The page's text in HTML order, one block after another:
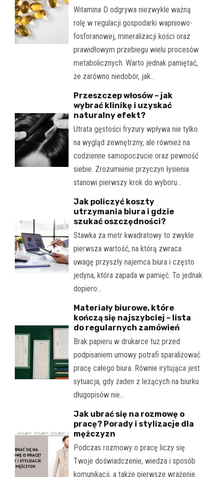
Witamina D odgrywa niezwykle ważną
rolę w regulacji gospodarki wapniowo-
fosforanowej, mineralizacji kości oraz
prawidłowym przebiegu wielu procesów
metabolicznych. Warto jednak pamiętać,
że zarówno niedobór, jak…
Przeszczep włosów – jak
wybrać klinikę i uzyskać
naturalny efekt?
Utrata gęstości fryzury wpływa nie tylko
na wygląd zewnętrzny, ale również na
codzienne samopoczucie oraz pewność
siebie. Zrozumienie przyczyn łysienia
stanowi pierwszy krok do wyboru…
Jak policzyć koszty
utrzymania biura i gdzie
szukać oszczędności?
Stawka za metr kwadratowy to zwykle
pierwsza wartość, na którą zwraca
uwagę przyszły najemca biura i często
jedyna, która zapada w pamięć. To jednak
dopiero…
Materiały biurowe, które
kończą się najszybciej – lista
do regularnych zamówień
Brak papieru w drukarce tuż przed
podpisaniem umowy potrafi sparaliżować
pracę całego biura. Równie irytująca jest
sytuacja, gdy żaden z leżących na biurku
długopisów nie…
Jak ubrać się na rozmowę o
pracę? Porady i stylizacje dla
mężczyzn
Podczas rozmowy o pracę liczy się
Twoje doświadczenie, wiedza i sposób
komunikacji, a także pierwsze wrażenie.